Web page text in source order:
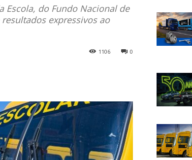
Escola, do Fundo Nacional de
expressivos ao
0
1106